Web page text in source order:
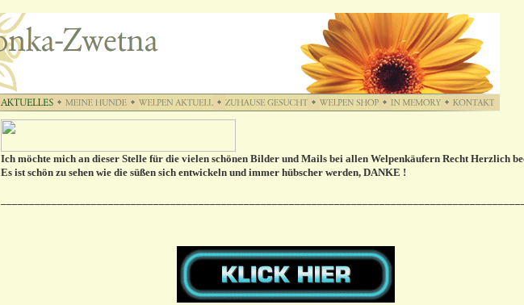
Ich möchte mich an dieser Stelle für die vielen schönen Bilder und Mails bei allen Welpenkäufern Recht Herzlich
Es ist schön zu sehen wie die süßen sich entwickeln und immer hübscher werden, DANKE !